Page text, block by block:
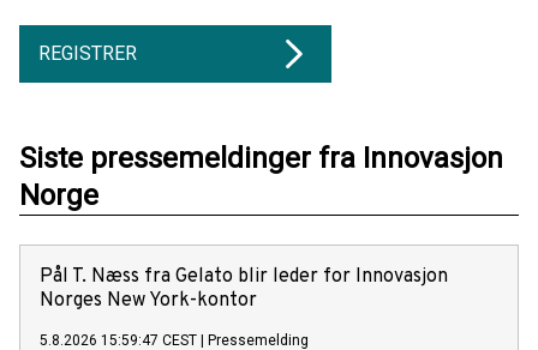
REGISTRER
Siste pressemeldinger fra Innovasjon
Norge
Pål T. Næss fra Gelato blir leder for Innovasjon
Norges New York-kontor
5.8.2026 15:59:47 CEST | Pressemelding